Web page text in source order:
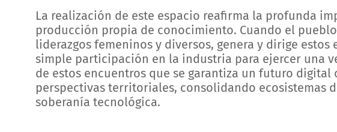
La realización de este espacio reafirma la profunda
producción propia de conocimiento. Cuando el
liderazgos femeninos y diversos, genera y dirige estos
simple participación en la industria para ejercer una
de estos encuentros que se garantiza un futuro digital
perspectivas territoriales, consolidando ecosistemas
soberanía tecnológica.